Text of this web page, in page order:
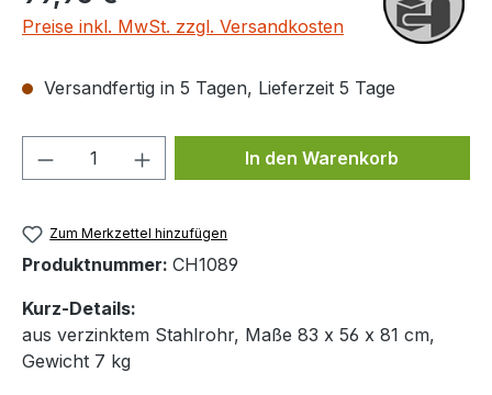
Preise inkl. MwSt. zzgl. Versandkosten
Versandfertig in 5 Tagen, Lieferzeit 5 Tage
Produkt Anzahl: Gib denIn den Warenkorb
Zum Merkzettel hinzufügen
Produktnummer: CH1089
Kurz-Details:
aus verzinktem Stahlrohr, Maße 83 x 56 x 81 cm,
Gewicht 7 kg